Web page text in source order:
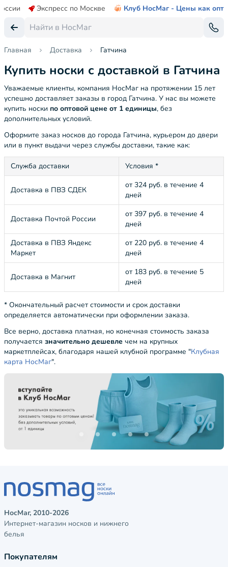
Экспресс по Москве Клуб НосМаг - Цены как опт
Главная Доставка Гатчина
Купить носки с доставкой в Гатчина
Уважаемые клиенты, компания НосМаг на протяжении 15 лет
успешно доставляет заказы в город Гатчина. У нас вы можете
купить носки по оптовой цене от 1 единицы, без
дополнительных условий.
Оформите заказ носков до города Гатчина, курьером до двери
или в пункт выдачи через службы доставки, такие как:
Служба доставки Условия *
Доставка в ПВЗ СДЕК
от 324 руб. в течение 4
дней
Доставка Почтой России
от 397 руб. в течение 4
дней
Доставка в ПВЗ Яндекс
Маркет
от 220 руб. в течение 4
дней
Доставка в Магнит
от 183 руб. в течение 5
дней
* Окончательный расчет стоимости и срок доставки
определяется автоматически при оформлении заказа.
Все верно, доставка платная, но конечная стоимость заказа
получается значительно дешевле чем на крупных
маркетплейсах, благодаря нашей клубной программе "Клубная
карта НосМаг".
НосМаг, 2010-2026
Интернет-магазин носков и нижнего
белья
Покупателям